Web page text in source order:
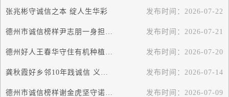
张兆彬守诚信之本 绽人生华彩 发布时间： 2026-07-22
德州市诚信榜样尹志朋一身担当践行实业守信兴商使命 发布时间： 2026-07-21
德州好人王春华守住有机种植底线兑现带民致富诺言把诚信种进广袤田野 发布时间： 2026-07-20
龚秋霞好乡邻10年践诚信 义务为深山老人采买物资 发布时间： 2026-07-14
德州市诚信榜样谢金虎坚守诺言11年送出20万份爱心早餐 发布时间： 2026-07-09